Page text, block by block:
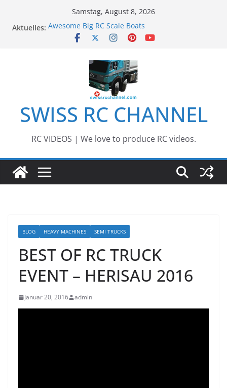
Samstag, August 8, 2026
Aktuelles: Awesome Big RC Scale Boats
13th #AARESCALER RC ADVENTURE TOUR 2018
Awesome RC Timber Truck
Awesome RC TRUCK Event – Herisau,
Switzerland – 2020
SWISS RC CHANNEL
RC VIDEOS | We love to produce RC videos.
BLOG HEAVY MACHINES SEMI TRUCKS
BEST OF RC TRUCK
EVENT – HERISAU 2016
Januar 20, 2016 admin